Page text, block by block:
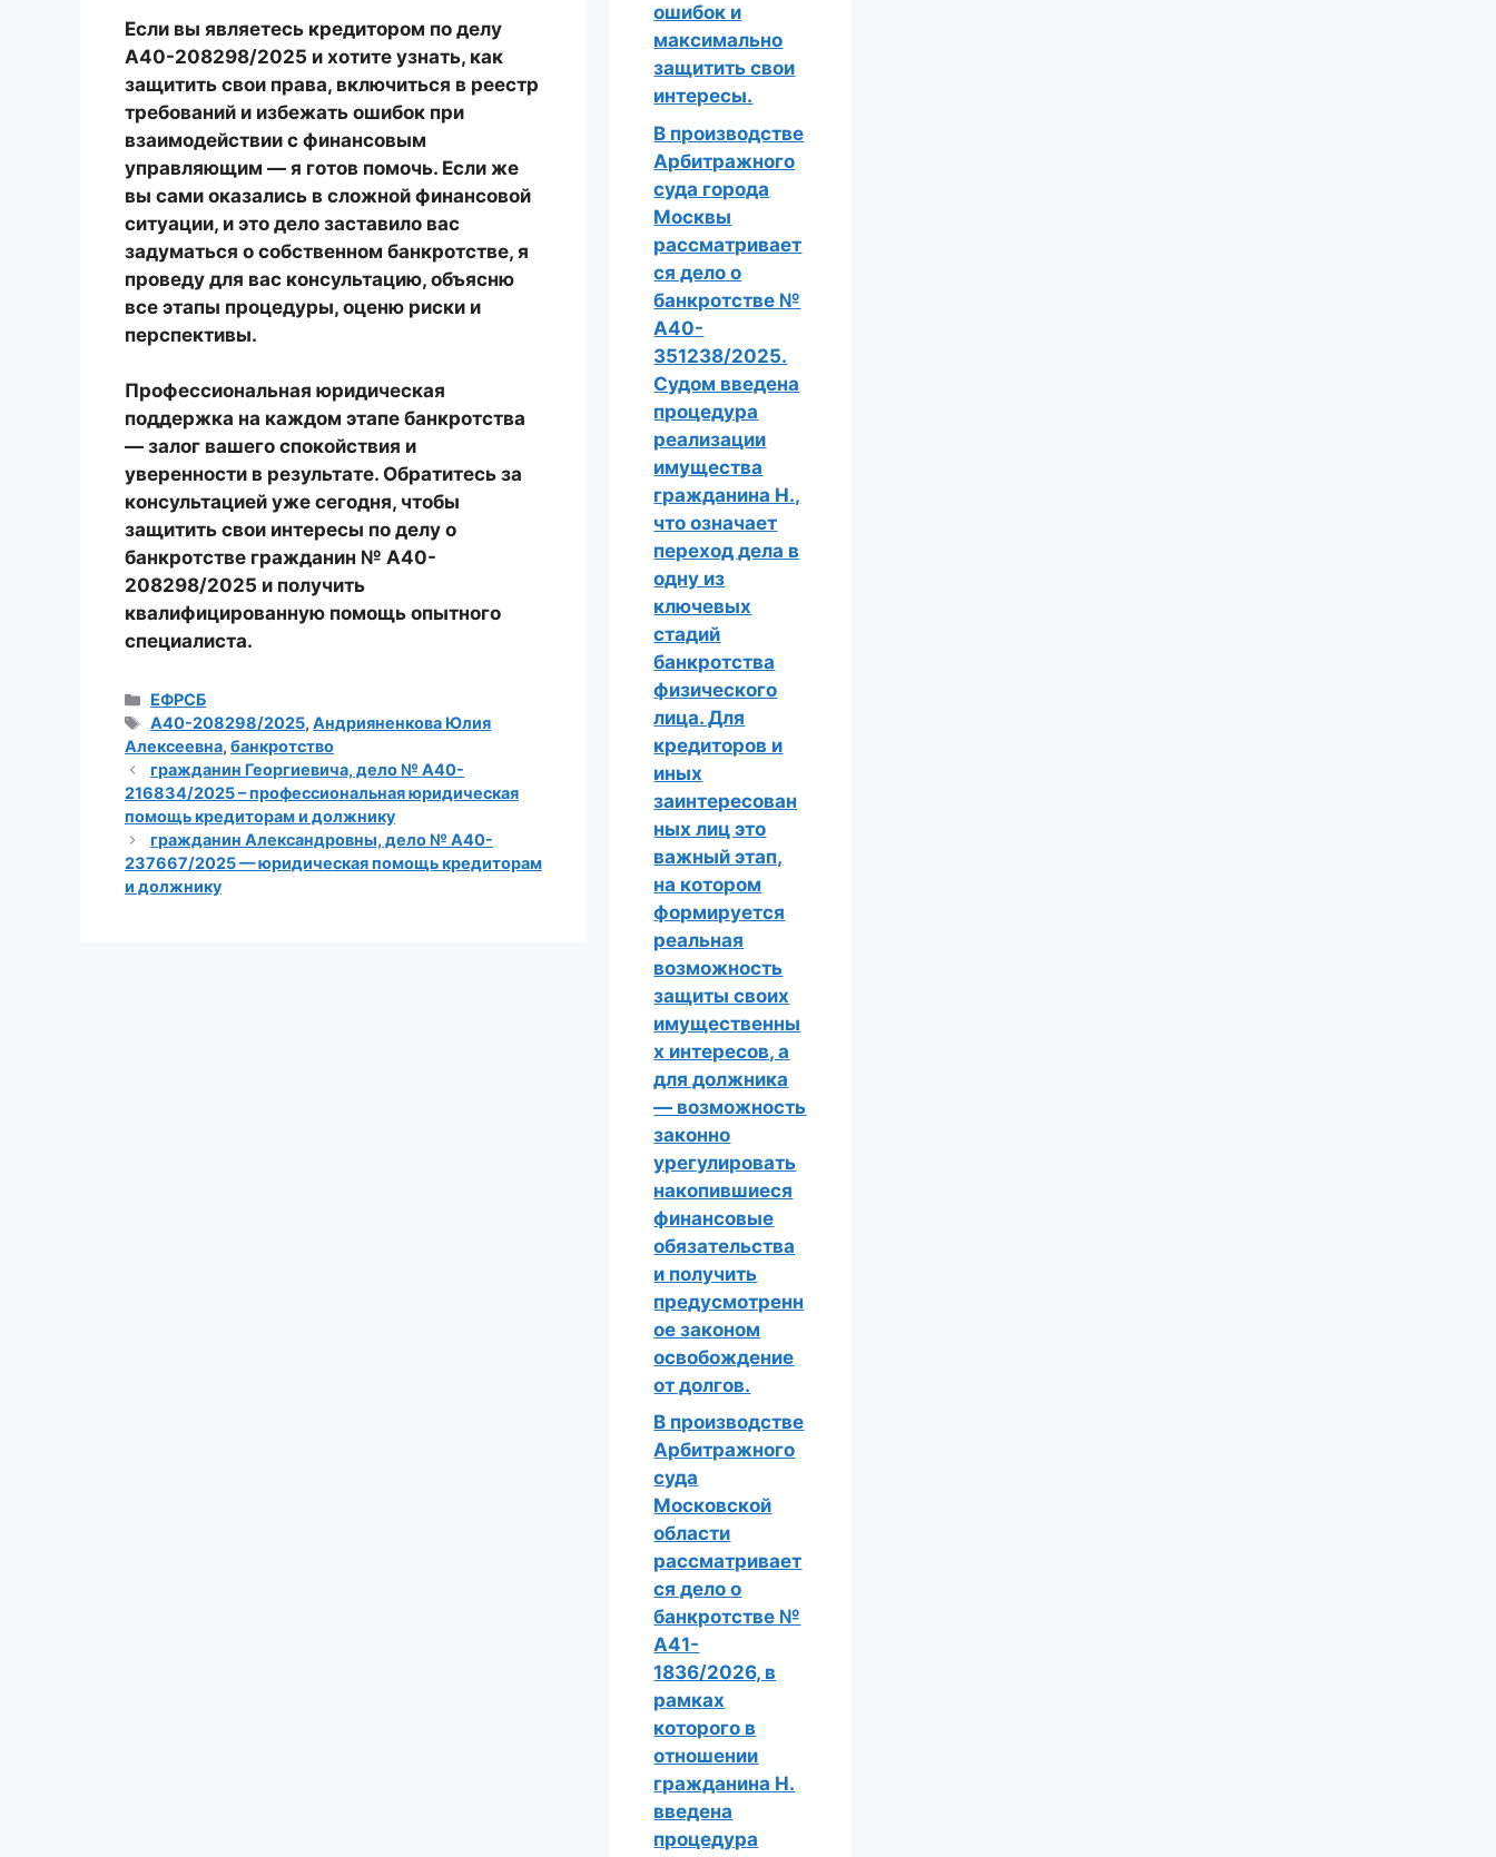
Если вы являетесь кредитором по делу
А40-208298/2025 и хотите узнать, как
защитить свои права, включиться в реестр
требований и избежать ошибок при
взаимодействии с финансовым
управляющим — я готов помочь. Если же
вы сами оказались в сложной финансовой
ситуации, и это дело заставило вас
задуматься о собственном банкротстве, я
проведу для вас консультацию, объясню
все этапы процедуры, оценю риски и
перспективы.
Профессиональная юридическая
поддержка на каждом этапе банкротства
— залог вашего спокойствия и
уверенности в результате. Обратитесь за
консультацией уже сегодня, чтобы
защитить свои интересы по делу о
банкротстве гражданин № А40-
208298/2025 и получить
квалифицированную помощь опытного
специалиста.
Рубрики
ЕФРСБ
Метки
А40-208298/2025,Андрияненкова Юлия
Алексеевна, банкротство
гражданин Георгиевича, дело № А40-
216834/2025 – профессиональная юридическая
помощь кредиторам и должнику
гражданин Александровны, дело № А40-
237667/2025 — юридическая помощь кредиторам
и должнику
ошибок и
максимально
защитить свои
интересы.
В производстве
Арбитражного
суда города
Москвы
рассматривает
ся дело о
банкротстве №
А40-
351238/2025.
Судом введена
процедура
реализации
имущества
гражданина Н.,
что означает
переход дела в
одну из
ключевых
стадий
банкротства
физического
лица. Для
кредиторов и
иных
заинтересован
ных лиц это
важный этап,
на котором
формируется
реальная
возможность
защиты своих
имущественны
х интересов, а
для должника
— возможность
законно
урегулировать
накопившиеся
финансовые
обязательства
и получить
предусмотренн
ое законом
освобождение
от долгов.
В производстве
Арбитражного
суда
Московской
области
рассматривает
ся дело о
банкротстве №
А41-
1836/2026, в
рамках
которого в
отношении
гражданина Н.
введена
процедура